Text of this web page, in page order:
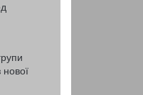
нової